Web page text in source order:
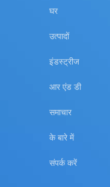
घर
उत्पादों
इंडस्ट्रीज
आर एंड डी
समाचार
के बारे में
संपर्क करें